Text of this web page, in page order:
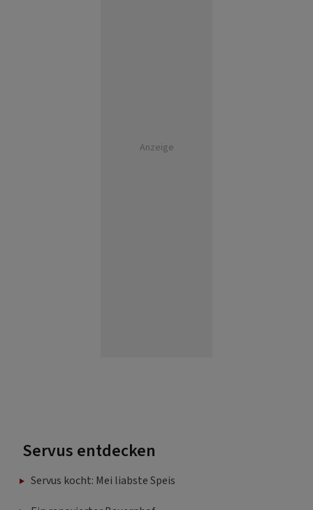
Anzeige
Servus entdecken
Servus kocht: Mei liabste Speis